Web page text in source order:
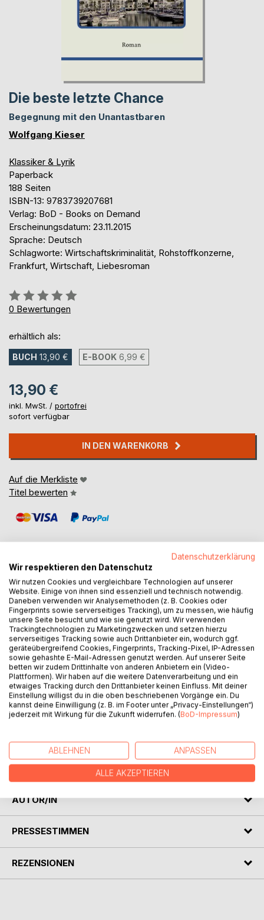
Die beste letzte Chance
Begegnung mit den Unantastbaren
Wolfgang Kieser
Klassiker & Lyrik
Paperback
188 Seiten
ISBN-13: 9783739207681
Verlag: BoD - Books on Demand
Erscheinungsdatum: 23.11.2015
Sprache: Deutsch
Schlagworte: Wirtschaftskriminalität, Rohstoffkonzerne,
Frankfurt, Wirtschaft, Liebesroman
Bewertung::
0%
0 Bewertungen
erhältlich als:
BUCH 13,90 € E-BOOK 6,99 €
13,90 €
inkl. MwSt. / portofrei
sofort verfügbar
IN DEN WARENKORB
Auf die Merkliste
Titel bewerten
BESCHREIBUNG
Daniel Brack, Marlen Winter und der Anwalt Dr. Harry
Littmann sind Frankfurter Bürger und Mitglieder der
Forschungsgruppe RIC.
Sie geraten ins Visier des aggressiven Rohstoffkonzerns
BAN ICOR, dessen mächtige Investoren skrupellos um die
Ressourcen der menschlichen Gesellschaft kämpfen.
Marlen und Daniel vertiefen in dieser unsicheren Zeit der
Verfolgung, Angst und Gefahr ihre Liebe.
Bedroht von dieser unantastbaren Macht verbünden sich
arabische Scheich organisiert mit gigantischen
Investitionen einen Friedensplan für arabische Staaten. In
einem spektakulären Showdown eskaliert die Gewalt.
AUTOR/IN
PRESSESTIMMEN
REZENSIONEN
Datenschutzerklärung
Wir respektieren den Datenschutz
Wir nutzen Cookies und vergleichbare Technologien auf unserer
Website. Einige von ihnen sind essenziell und technisch notwendig.
Daneben verwenden wir Analysemethoden (z. B. Cookies oder
Fingerprints sowie serverseitiges Tracking), um zu messen, wie häufig
unsere Seite besucht und wie sie genutzt wird. Wir verwenden
Trackingtechnologien zu Marketingzwecken und setzen hierzu
serverseitiges Tracking sowie auch Drittanbieter ein, wodurch ggf.
geräteübergreifend Cookies, Fingerprints, Tracking-Pixel, IP-Adressen
sowie gehashte E-Mail-Adressen genutzt werden. Auf unserer Seite
betten wir zudem Drittinhalte von anderen Anbietern ein (Video-
Plattformen). Wir haben auf die weitere Datenverarbeitung und ein
etwaiges Tracking durch den Drittanbieter keinen Einfluss. Mit deiner
Einstellung willigst du in die oben beschriebenen Vorgänge ein. Du
kannst deine Einwilligung (z. B. im Footer unter „Privacy-Einstellungen“)
jederzeit mit Wirkung für die Zukunft widerrufen. (BoD-Impressum)
ABLEHNEN ANPASSEN
ALLE AKZEPTIEREN